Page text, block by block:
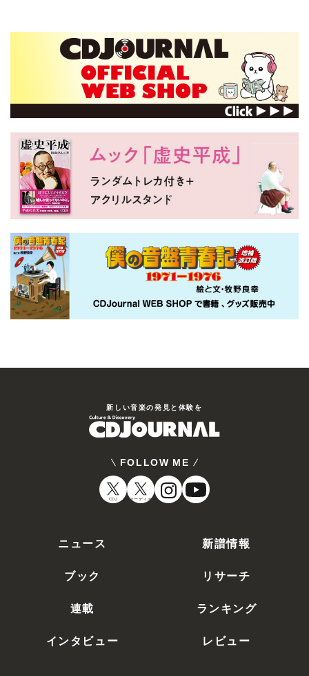
新しい⾳楽の発⾒と体験を
FOLLOW ME
CDJ オーディオ
ニュース
新譜情報
ブック
リサーチ
連載
ランキング
インタビュー
レビュー